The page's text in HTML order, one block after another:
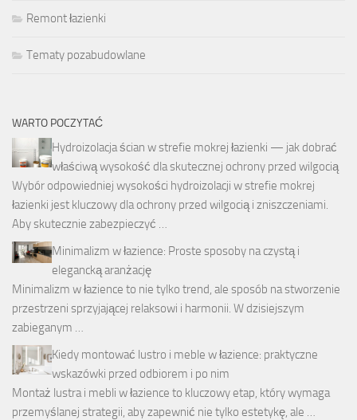
Remont łazienki
Tematy pozabudowlane
WARTO POCZYTAĆ
Hydroizolacja ścian w strefie mokrej łazienki — jak dobrać
właściwą wysokość dla skutecznej ochrony przed wilgocią
Wybór odpowiedniej wysokości hydroizolacji w strefie mokrej
łazienki jest kluczowy dla ochrony przed wilgocią i zniszczeniami.
Aby skutecznie zabezpieczyć …
Minimalizm w łazience: Proste sposoby na czystą i
elegancką aranżację
Minimalizm w łazience to nie tylko trend, ale sposób na stworzenie
przestrzeni sprzyjającej relaksowi i harmonii. W dzisiejszym
zabieganym …
Kiedy montować lustro i meble w łazience: praktyczne
wskazówki przed odbiorem i po nim
Montaż lustra i mebli w łazience to kluczowy etap, który wymaga
przemyślanej strategii, aby zapewnić nie tylko estetykę, ale …